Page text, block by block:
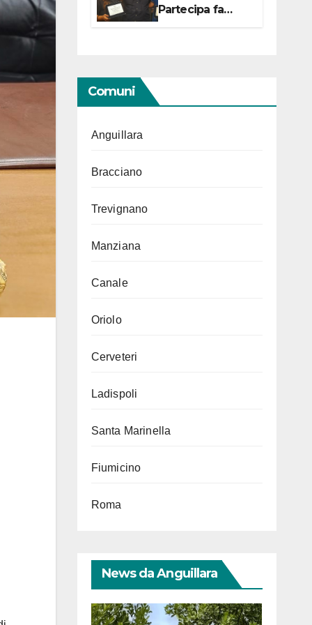
Partecipa fa
centro con due
Comuni
Anguillara
Bracciano
Trevignano
Manziana
Canale
Oriolo
Cerveteri
Ladispoli
Santa Marinella
Fiumicino
Roma
News da Anguillara